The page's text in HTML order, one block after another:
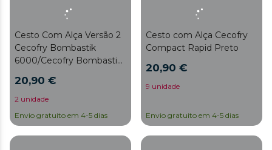
Cesto Com Alça Versão 2
Cecofry Bombastik
6000/Cecofry Bombastik
Bombastik 6000 Full A
20,90 €
2 unidade
Envio gratuito em 4-5 dias
Cesto com Alça Cecofry
Compact Rapid Preto
20,90 €
9 unidade
Envio gratuito em 4-5 dias